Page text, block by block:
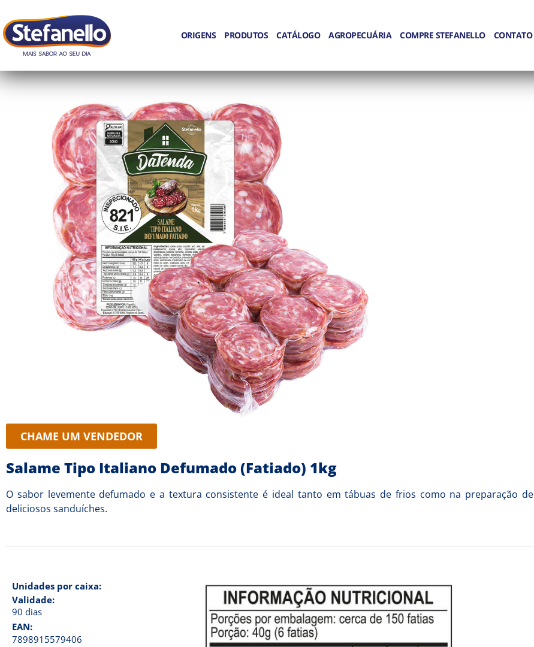
ORIGENS PRODUTOS CATÁLOGO AGROPECUÁRIA COMPRE STEFANELLO CONTATO
CHAME UM VENDEDOR
Salame Tipo Italiano Defumado (Fatiado) 1kg
O sabor levemente defumado e a textura consistente é ideal tanto em tábuas de frios como na preparação de
deliciosos sanduíches.
Unidades por caixa:
Validade:
90 dias
EAN:
7898915579406